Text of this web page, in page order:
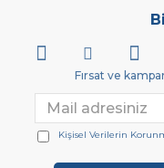
Fırsat ve
Kişisel Verilerin